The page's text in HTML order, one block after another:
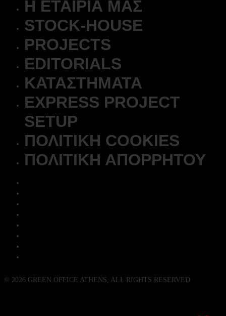
Η ΕΤΑΙΡΊΑ ΜΑΣ
STOCK-HOUSE
PROJECTS
EDITORIALS
ΚΑΤΑΣΤΉΜΑΤΑ
EXPRESS PROJECT
SETUP
ΠΟΛΙΤΙΚΉ COOKIES
ΠΟΛΙΤΙΚΉ ΑΠΟΡΡΉΤΟΥ
© 2026 GREEN OFFICE ATHENS, ALL RIGHTS RESERVED